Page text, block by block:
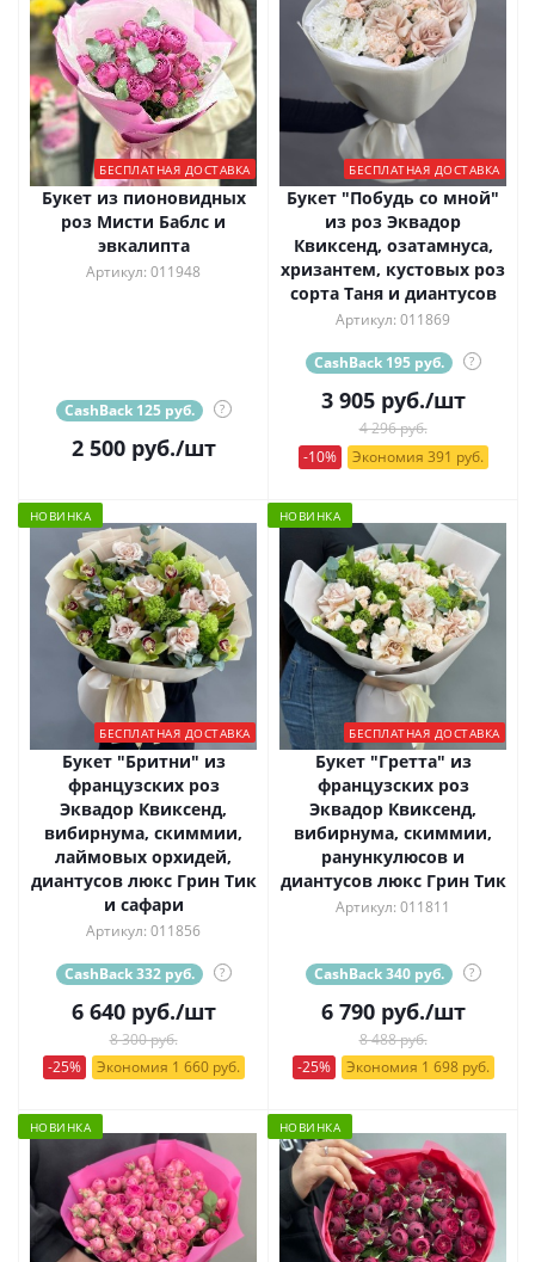
БЕСПЛАТНАЯ ДОСТАВКА
Букет из пионовидных
роз Мисти Баблс и
эвкалипта
Артикул: 011948
CashBack 125 руб. ?
2 500руб./шт
БЕСПЛАТНАЯ ДОСТАВКА
Букет "Побудь со мной"
из роз Эквадор
Квиксенд, озатамнуса,
хризантем, кустовых роз
сорта Таня и диантусов
Артикул: 011869
CashBack 195 руб. ?
3 905руб./шт
4 296 руб.
-10%
Экономия 391 руб.
НОВИНКА
БЕСПЛАТНАЯ ДОСТАВКА
Букет "Бритни" из
французских роз
Эквадор Квиксенд,
вибирнума, скиммии,
лаймовых орхидей,
диантусов люкс Грин Тик
и сафари
Артикул: 011856
CashBack 332 руб. ?
6 640руб./шт
8 300 руб.
-25%
Экономия 1 660 руб.
НОВИНКА
БЕСПЛАТНАЯ ДОСТАВКА
Букет "Гретта" из
французских роз
Эквадор Квиксенд,
вибирнума, скиммии,
ранункулюсов и
диантусов люкс Грин Тик
Артикул: 011811
CashBack 340 руб. ?
6 790руб./шт
8 488 руб.
-25%
Экономия 1 698 руб.
НОВИНКА НОВИНКА